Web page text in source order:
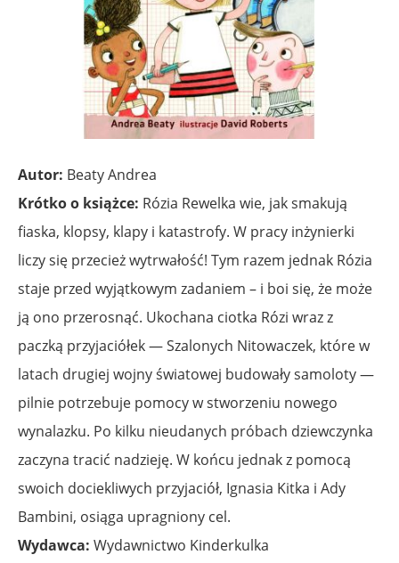
Autor: Beaty Andrea
Krótko o książce: Rózia Rewelka wie, jak smakują
fiaska, klopsy, klapy i katastrofy. W pracy inżynierki
liczy się przecież wytrwałość! Tym razem jednak Rózia
staje przed wyjątkowym zadaniem – i boi się, że może
ją ono przerosnąć. Ukochana ciotka Rózi wraz z
paczką przyjaciółek — Szalonych Nitowaczek, które w
latach drugiej wojny światowej budowały samoloty —
pilnie potrzebuje pomocy w stworzeniu nowego
wynalazku. Po kilku nieudanych próbach dziewczynka
zaczyna tracić nadzieję. W końcu jednak z pomocą
swoich dociekliwych przyjaciół, Ignasia Kitka i Ady
Bambini, osiąga upragniony cel.
Wydawca: Wydawnictwo Kinderkulka